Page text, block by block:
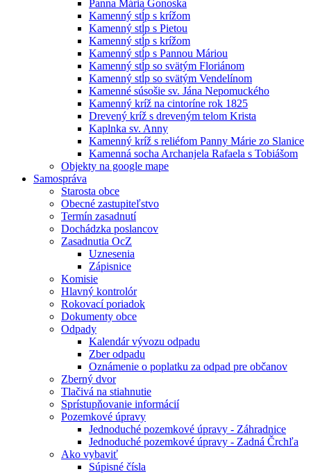
Panna Mária Gonoska
Kamenný stĺp s krížom
Kamenný stĺp s Pietou
Kamenný stĺp s krížom
Kamenný stĺp s Pannou Máriou
Kamenný stĺp so svätým Floriánom
Kamenný stĺp so svätým Vendelínom
Kamenné súsošie sv. Jána Nepomuckého
Kamenný kríž na cintoríne rok 1825
Drevený kríž s dreveným telom Krista
Kaplnka sv. Anny
Kamenný kríž s reliéfom Panny Márie zo Slanice
Kamenná socha Archanjela Rafaela s Tobiášom
Objekty na google mape
Samospráva
Starosta obce
Obecné zastupiteľstvo
Termín zasadnutí
Dochádzka poslancov
Zasadnutia OcZ
Uznesenia
Zápisnice
Komisie
Hlavný kontrolór
Rokovací poriadok
Dokumenty obce
Odpady
Kalendár vývozu odpadu
Zber odpadu
Oznámenie o poplatku za odpad pre občanov
Zberný dvor
Tlačivá na stiahnutie
Sprístupňovanie informácií
Pozemkové úpravy
Jednoduché pozemkové úpravy - Záhradnice
Jednoduché pozemkové úpravy - Zadná Črchľa
Ako vybaviť
Súpisné čísla